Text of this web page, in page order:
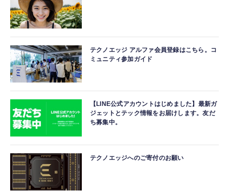
テクノエッジ アルファ会員登録はこちら。コ
ミュニティ参加ガイド
【LINE公式アカウントはじめました】最新ガ
ジェットとテック情報をお届けします。友だ
ち募集中。
テクノエッジへのご寄付のお願い